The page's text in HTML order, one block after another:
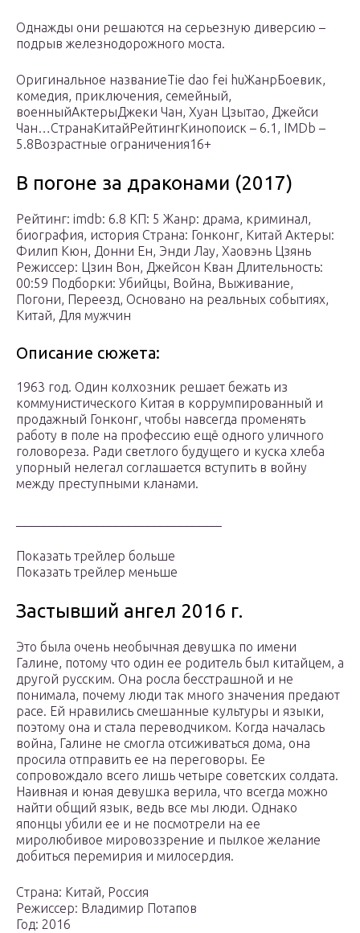
Однажды они решаются на серьезную диверсию –
подрыв железнодорожного моста.
Оригинальное названиеTie dao fei huЖанрБоевик,
комедия, приключения, семейный,
военныйАктерыДжеки Чан, Хуан Цзытао, Джейси
Чан…СтранаКитайРейтингКинопоиск – 6.1, IMDb –
5.8Возрастные ограничения16+
В погоне за драконами (2017)
Рейтинг: imdb: 6.8 КП: 5 Жанр: драма, криминал,
биография, история Страна: Гонконг, Китай Актеры:
Филип Кюн, Донни Ен, Энди Лау, Хаовэнь Цзянь
Режиссер: Цзин Вон, Джейсон Кван Длительность:
00:59 Подборки: Убийцы, Война, Выживание,
Погони, Переезд, Основано на реальных событиях,
Китай, Для мужчин
Описание сюжета:
1963 год. Один колхозник решает бежать из
коммунистического Китая в коррумпированный и
продажный Гонконг, чтобы навсегда променять
работу в поле на профессию ещё одного уличного
головореза. Ради светлого будущего и куска хлеба
упорный нелегал соглашается вступить в войну
между преступными кланами.
Показать трейлер больше
Показать трейлер меньше
Застывший ангел 2016 г.
Это была очень необычная девушка по имени
Галине, потому что один ее родитель был китайцем, а
другой русским. Она росла бесстрашной и не
понимала, почему люди так много значения предают
расе. Ей нравились смешанные культуры и языки,
поэтому она и стала переводчиком. Когда началась
война, Галине не смогла отсиживаться дома, она
просила отправить ее на переговоры. Ее
сопровождало всего лишь четыре советских солдата.
Наивная и юная девушка верила, что всегда можно
найти общий язык, ведь все мы люди. Однако
японцы убили ее и не посмотрели на ее
миролюбивое мировоззрение и пылкое желание
добиться перемирия и милосердия.
Страна: Китай, Россия
Режиссер: Владимир Потапов
Год: 2016